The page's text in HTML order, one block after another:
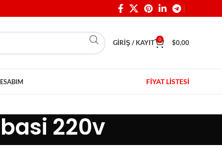
GIRIŞ / KAYIT 0 $0,00
FİYAT LİSTESİ
220v